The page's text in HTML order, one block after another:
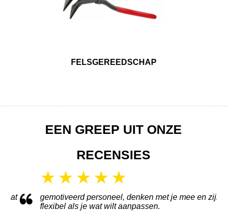
FELSGEREEDSCHAP
EEN GREEP UIT ONZE
RECENSIES
gemotiveerd personeel, denken met je mee en zijn
flexibel als je wat wilt aanpassen.